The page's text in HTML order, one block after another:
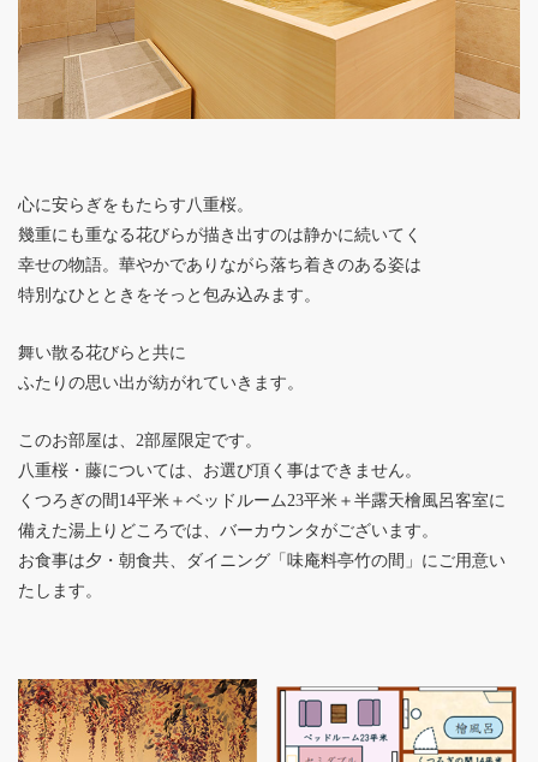
心に安らぎをもたらす八重桜。
幾重にも重なる花びらが描き出すのは静かに続いてく
幸せの物語。華やかでありながら落ち着きのある姿は
特別なひとときをそっと包み込みます。
舞い散る花びらと共に
ふたりの思い出が紡がれていきます。
このお部屋は、2部屋限定です。
八重桜・藤については、お選び頂く事はできません。
くつろぎの間14平米＋ベッドルーム23平米＋半露天檜風呂客室に
備えた湯上りどころでは、バーカウンタがございます。
お食事は夕・朝食共、ダイニング「味庵料亭竹の間」にご用意い
たします。